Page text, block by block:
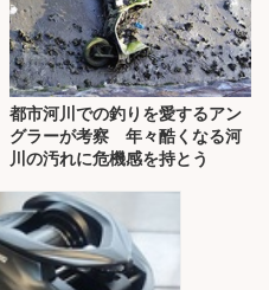
都市河川での釣りを愛するアン
グラーが考察 年々酷くなる河
川の汚れに危機感を持とう